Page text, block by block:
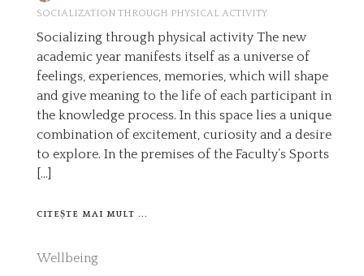
SOCIALIZATION THROUGH PHYSICAL ACTIVITY
Socializing through physical activity The new
academic year manifests itself as a universe of
feelings, experiences, memories, which will shape
and give meaning to the life of each participant in
the knowledge process. In this space lies a unique
combination of excitement, curiosity and a desire
to explore. In the premises of the Faculty’s Sports
[…]
CITEȘTE MAI MULT ...
Wellbeing